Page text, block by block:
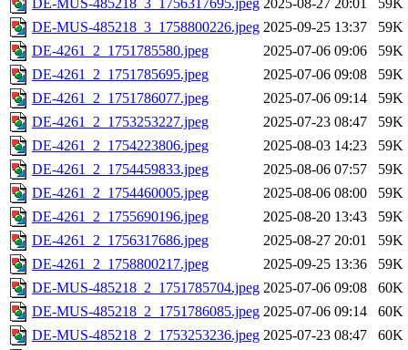
DE-MUS-485218_3_1756317695.jpeg 2025-08-27 20:01
59K
DE-MUS-485218_3_1758800226.jpeg 2025-09-25 13:37
59K
DE-4261_2_1751785580.jpeg
2025-07-06 09:06
59K
DE-4261_2_1751785695.jpeg
2025-07-06 09:08
59K
DE-4261_2_1751786077.jpeg
2025-07-06 09:14
59K
DE-4261_2_1753253227.jpeg
2025-07-23 08:47
59K
DE-4261_2_1754223806.jpeg
2025-08-03 14:23
59K
DE-4261_2_1754459833.jpeg
2025-08-06 07:57
59K
DE-4261_2_1754460005.jpeg
2025-08-06 08:00
59K
DE-4261_2_1755690196.jpeg
2025-08-20 13:43
59K
DE-4261_2_1756317686.jpeg
2025-08-27 20:01
59K
DE-4261_2_1758800217.jpeg
2025-09-25 13:36
59K
DE-MUS-485218_2_1751785704.jpeg 2025-07-06 09:08
60K
DE-MUS-485218_2_1751786085.jpeg 2025-07-06 09:14
60K
DE-MUS-485218_2_1753253236.jpeg 2025-07-23 08:47
60K